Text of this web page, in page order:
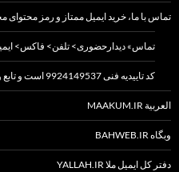
تماس با ما، خرید ایمیل ممتاز و رمز محتوای محافظت شده ۷۰
تماس» دیدارحضوری> تلفن> فاکس>
کد تاییدیه فنی 9924149537 است و تابع وبسایت ملا MULLA.IR می باشد.
العربیة MAAKUM.IR
وبگاه BAHWEB.IR
دفتر کل ایمیل ملا YALLAH.IR